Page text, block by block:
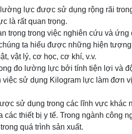
lực được sử dụng rộng rãi
là rất quan trọng.
trọng trong việc nghiên cứu và
ta hiểu được những hiện
vật lý, cơ học, cơ khí, v.v.
đo lường lực bởi tính tiện lợi và
sử dụng Kilogram lực làm đơn
sử dụng trong các lĩnh vực khác
thiết bị y tế. Trong ngành công
quá trình sản xuất.